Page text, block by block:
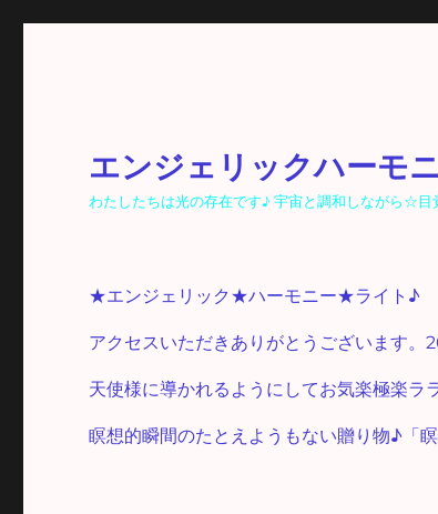
エンジェリックハーモ
わたしたちは光の存在です♪ 宇宙と調和しながら☆
★エンジェリック★ハーモニー★ライト♪
アクセスいただきありがとうございます。
天使様に導かれるようにしてお気楽極楽ラ
瞑想的瞬間のたとえようもない贈り物♪「